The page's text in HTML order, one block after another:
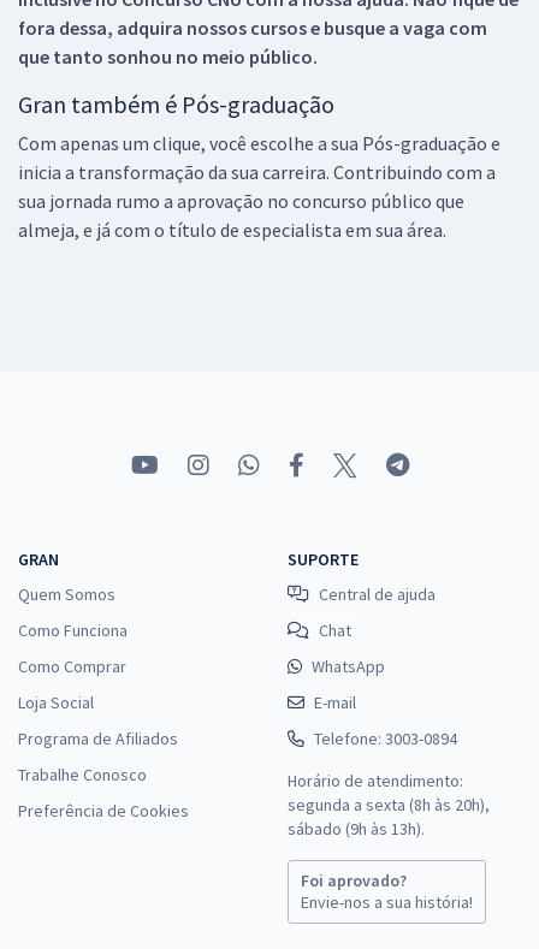
fora dessa, adquira nossos cursos e busque a vaga com
que tanto sonhou no meio público.
Gran também é Pós-graduação
Com apenas um clique, você escolhe a sua Pós-graduação e
inicia a transformação da sua carreira. Contribuindo com a
sua jornada rumo a aprovação no concurso público que
almeja, e já com o título de especialista em sua área.
GRAN
Quem Somos
Como Funciona
Como Comprar
Loja Social
Programa de Afiliados
Trabalhe Conosco
Preferência de Cookies
SUPORTE
Central de ajuda
Chat
WhatsApp
E-mail
Telefone: 3003-0894
Horário de atendimento:
segunda a sexta (8h às 20h),
sábado (9h às 13h).
Foi aprovado?
Envie-nos a sua história!